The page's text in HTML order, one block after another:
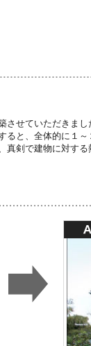
させていただきま
ると、全体的に１～
真剣で建物に対す